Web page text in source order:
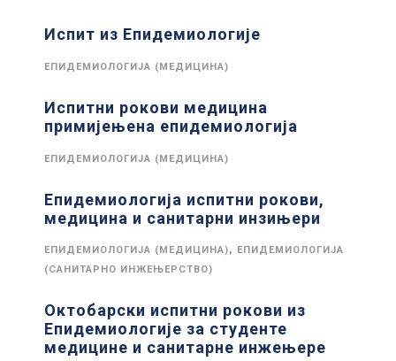
Испит из Епидемиологије
ЕПИДЕМИОЛОГИЈА (МЕДИЦИНА)
Испитни рокови медицина
примијењена епидемиологија
ЕПИДЕМИОЛОГИЈА (МЕДИЦИНА)
Епидемиологија испитни рокови,
медицина и санитарни инзињери
ЕПИДЕМИОЛОГИЈА (МЕДИЦИНА), ЕПИДЕМИОЛОГИЈА
(САНИТАРНО ИНЖЕЊЕРСТВО)
Октобарски испитни рокови из
Епидемиологије за студенте
медицине и санитарне инжењере